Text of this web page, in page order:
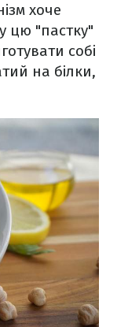
хоче
цю "пастку"
собі
на білки,